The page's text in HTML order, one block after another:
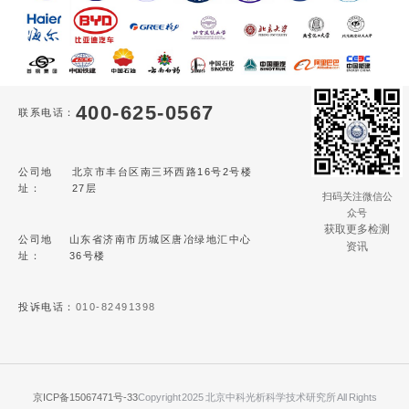
联系电话： 400-625-0567
公司地
址：
北京市丰台区南三环西路16号2号楼
27层
公司地
址：
山东省济南市历城区唐冶绿地汇中心
36号楼
投诉电话： 010-82491398
扫码关注微信公
众号
获取更多检测
资讯
京ICP备15067471号-33Copyright 2025 北京中科光析科学技术研究所 All Rights